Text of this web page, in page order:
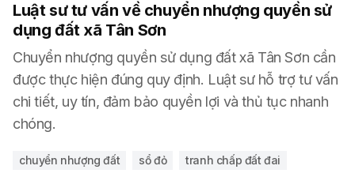
Luật sư tư vấn về chuyển nhượng quyền sử
dụng đất xã Tân Sơn
Chuyển nhượng quyền sử dụng đất xã Tân Sơn cần
được thực hiện đúng quy định. Luật sư hỗ trợ tư vấn
chi tiết, uy tín, đảm bảo quyền lợi và thủ tục nhanh
chóng.
chuyển nhượng đất sổ đỏ tranh chấp đất đai